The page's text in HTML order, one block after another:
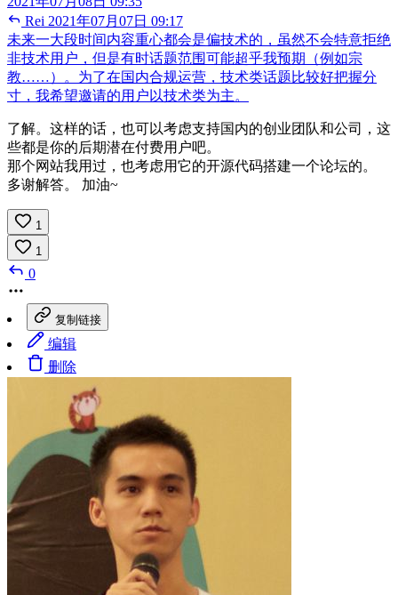
Rei 2021年07月07日 09:17
未来一大段时间内容重心都会是偏技术的，虽然不会特意拒绝
非技术用户，但是有时话题范围可能超乎我预期（例如宗
教……）。为了在国内合规运营，技术类话题比较好把握分
寸，我希望邀请的用户以技术类为主。
了解。这样的话，也可以考虑支持国内的创业团队和公司，这
些都是你的后期潜在付费用户吧。
那个网站我用过，也考虑用它的开源代码搭建一个论坛的。
多谢解答。 加油~
1
1
0
复制链接
编辑
删除